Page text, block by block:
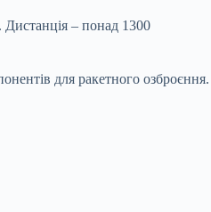
Дистанція – понад 1300
для ракетного озброєння.